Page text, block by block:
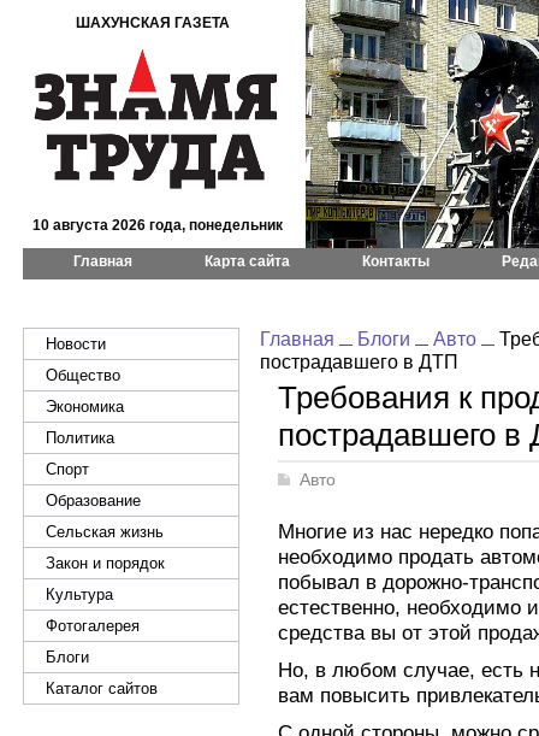
ШАХУНСКАЯ ГАЗЕТА
10 августа 2026 года, понедельник
Главная Карта сайта Контакты
Новости
Общество
Экономика
Политика
Спорт
Образование
Сельская жизнь
Закон и порядок
Культура
Фотогалерея
Блоги
Каталог сайтов
Главная Блоги Авто
пострадавшего в ДТП
Требования к
пострадавшего
Авто
Многие из нас нередко
необходимо продать
побывал в дорожно-
естественно, необходимо
средства вы от этой
Но, в любом случае, есть
вам повысить